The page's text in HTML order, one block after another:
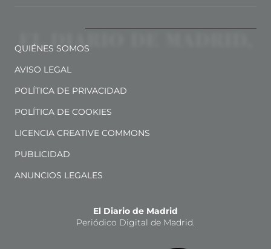
QUIÉNES SOMOS
AVISO LEGAL
POLÍTICA DE PRIVACIDAD
POLÍTICA DE COOKIES
LICENCIA CREATIVE COMMONS
PUBLICIDAD
ANUNCIOS LEGALES
El Diario de Madrid
Periódico Digital de Madrid.